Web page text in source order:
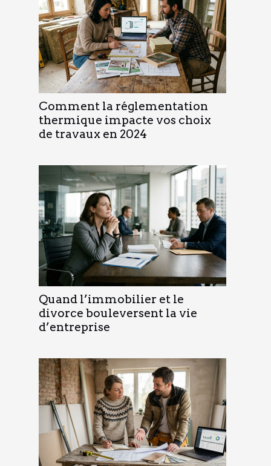
Comment la réglementation
thermique impacte vos choix
de travaux en 2024
Quand l’immobilier et le
divorce bouleversent la vie
d’entreprise